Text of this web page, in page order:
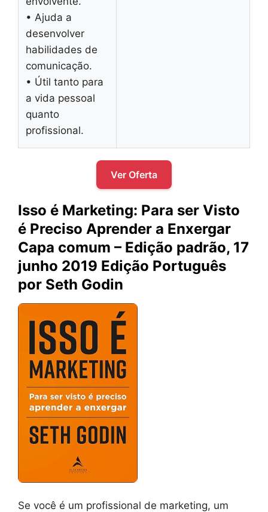
• Ajuda a
desenvolver
habilidades de
comunicação.
• Útil tanto para
a vida pessoal
quanto
profissional.
Ver Oferta
Isso é Marketing: Para ser Visto
é Preciso Aprender a Enxergar
Capa comum – Edição padrão, 17
junho 2019 Edição Português
por Seth Godin
Se você é um profissional de marketing, um